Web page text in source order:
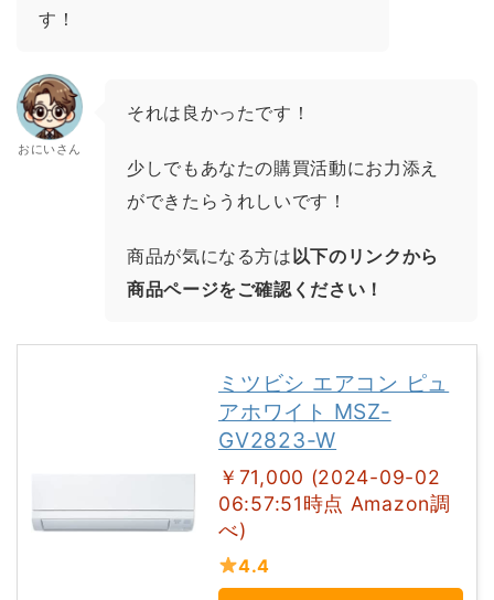
す！
おにいさん
それは良かったです！
少しでもあなたの購買活動にお力添え
ができたらうれしいです！
商品が気になる方は以下のリンクから
商品ページをご確認ください！
ミツビシ エアコン ピュ
アホワイト MSZ-
GV2823-W
￥71,000 (2024-09-02
06:57:51時点 Amazon調
べ)
4.4